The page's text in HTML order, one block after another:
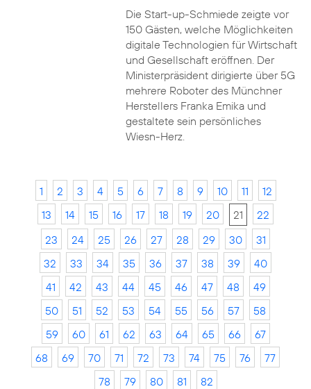
Die Start-up-Schmiede zeigte vor
150 Gästen, welche Möglichkeiten
digitale Technologien für Wirtschaft
und Gesellschaft eröffnen. Der
Ministerpräsident dirigierte über 5G
mehrere Roboter des Münchner
Herstellers Franka Emika und
gestaltete sein persönliches
Wiesn-Herz.
1 2 3 4 5 6 7 8 9 10 11
12
13
14 15 16 17 18 19 20 21
22
23
24 25 26 27 28 29 30
31
32
33 34 35 36 37 38 39
40
41
42 43 44 45 46 47 48
49
50
51 52 53 54 55 56 57
58
59
60 61 62 63 64 65 66
67
68
69 70 71 72 73 74 75 76
77
78
79 80 81 82